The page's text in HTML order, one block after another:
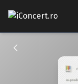
CONCERTE